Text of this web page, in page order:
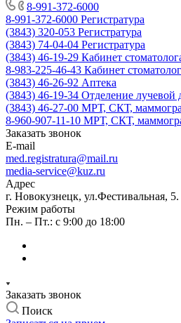
8-991-372-6000
8-991-372-6000 Регистратура
(3843) 320-053 Регистратура
(3843) 74-04-04 Регистратура
(3843) 46-19-29 Кабинет
8-983-225-46-43 Кабинет
(3843) 46-26-92 Аптека
(3843) 46-19-34 Отделение лучевой
(3843) 46-27-00 МРТ, СКТ,
8-960-907-11-10 МРТ, СКТ,
Заказать звонок
E-mail
med.registratura@mail.ru
media-service@kuz.ru
Адрес
г. Новокузнецк, ул.Фестивальная, 5.
Режим работы
Пн. – Пт.: с 9:00 до 18:00
Заказать звонок
Поиск